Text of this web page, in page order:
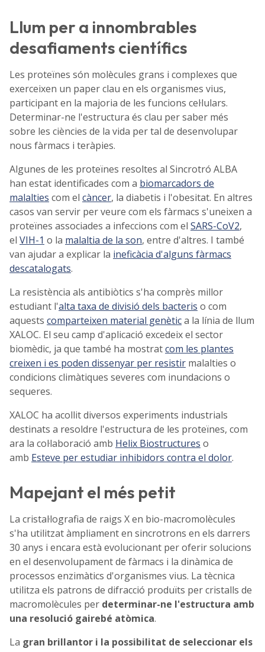
Llum per a innombrables
desafiaments científics
Les proteïnes són molècules grans i complexes que
exerceixen un paper clau en els organismes vius,
participant en la majoria de les funcions cel·lulars.
Determinar-ne l'estructura és clau per saber més
sobre les ciències de la vida per tal de desenvolupar
nous fàrmacs i teràpies.
Algunes de les proteïnes resoltes al Sincrotró ALBA
han estat identificades com a biomarcadors de
malalties com el càncer, la diabetis i l'obesitat. En altres
casos van servir per veure com els fàrmacs s'uneixen a
proteïnes associades a infeccions com el SARS-CoV2,
el VIH-1 o la malaltia de la son, entre d'altres. I també
van ajudar a explicar la ineficàcia d'alguns fàrmacs
descatalogats.
La resistència als antibiòtics s'ha comprès millor
estudiant l'alta taxa de divisió dels bacteris o com
aquests comparteixen material genètica la línia de llum
XALOC. El seu camp d'aplicació excedeix el sector
biomèdic, ja que també ha mostratcom les plantes
creixen i es poden dissenyar per resistir malalties o
condicions climàtiques severes com inundacions o
sequeres.
XALOC ha acollit diversos experiments industrials
destinats a resoldre l'estructura de les proteïnes, com
ara la col·laboració amb Helix Biostructures o
amb Esteve per estudiar inhibidors contra el dolor.
Mapejant el més petit
La cristal·lografia de raigs X en bio-macromolècules
s'ha utilitzat àmpliament en sincrotrons en els darrers
30 anys i encara està evolucionant per oferir solucions
en el desenvolupament de fàrmacs i la dinàmica de
processos enzimàtics d'organismes vius. La tècnica
utilitza els patrons de difracció produïts per cristalls de
macromolècules per determinar-ne l'estructura amb
una resolució gairebé atòmica.
La gran brillantor i la possibilitat de seleccionar els